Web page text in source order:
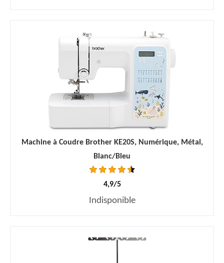
Machine à Coudre Brother KE20S, Numérique, Métal,
Blanc/Bleu
4,9/5
Indisponible